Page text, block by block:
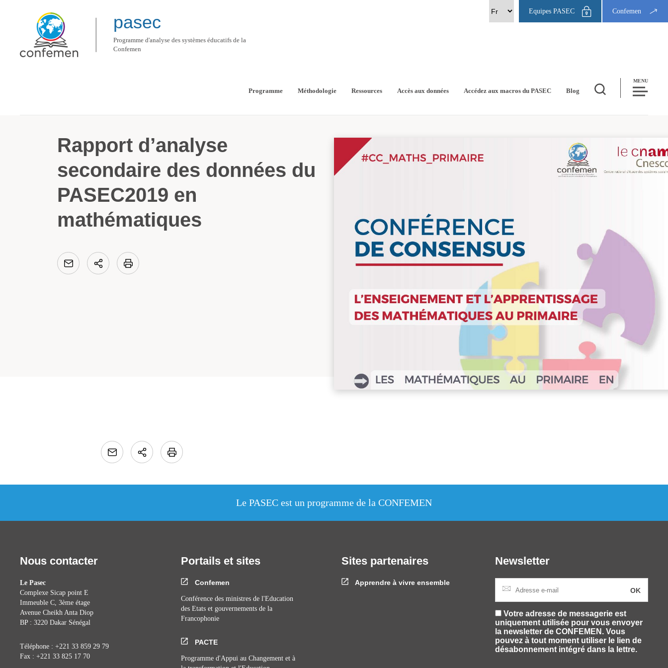
Equipes PASEC Confemen
pasec
Programme d'analyse des systèmes éducatifs de la
Confemen
Programme Méthodologie Ressources Accès aux données Accédez aux macros du PASEC Blog
MENU
Rapport d’analyse
secondaire des données du
PASEC2019 en
mathématiques
Le PASEC est un programme de la CONFEMEN
Nous contacter
Le Pasec
Complexe Sicap point E
Immeuble C, 3ème étage
Avenue Cheikh Anta Diop
BP : 3220 Dakar Sénégal
Téléphone : +221 33 859 29 79
Fax : +221 33 825 17 70
Portails et sites
Confemen
Conférence des ministres de l'Education
des Etats et gouvernements de la
Francophonie
PACTE
Programme d'Appui au Changement et à
Sites partenaires
Apprendre à vivre ensemble
Newsletter
Votre adresse de messagerie est
uniquement utilisée pour vous envoyer
la newsletter de CONFEMEN. Vous
pouvez à tout moment utiliser le lien de
désabonnement intégré dans la lettre.